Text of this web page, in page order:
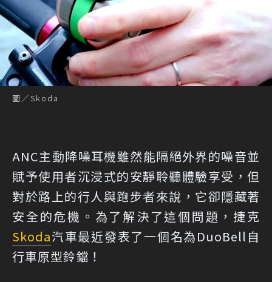
圖／Skoda
ANC主動降噪耳機雖然能隔絕外界的噪音並
賦予使用者沉浸式的安靜聆聽體驗享受，但
對於路上的行人與跑步者來說，它卻隱藏著
安全的危機。為了解決了這個問題，捷克
Skoda汽車最近發表了一個名為DuoBell自
行車原型鈴鐺！